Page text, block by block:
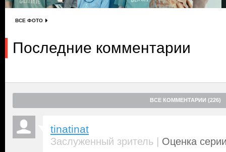
ВСЕ ФОТО
Последние комментарии
ВСЕ КОММЕНТАРИИ (226)
tinatinat
Заслуженный зритель | Оценка